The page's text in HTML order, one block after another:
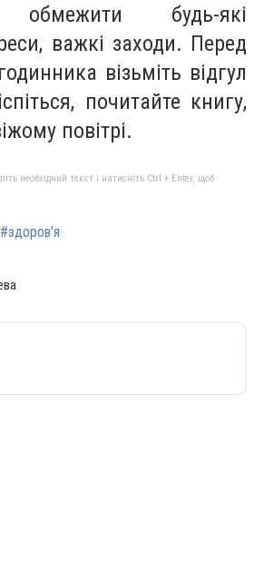
обмежити будь-які
важкі заходи. Перед
візьміть відгул
почитайте книгу,
повітрі.
необхідний текст і натисніть Ctrl + Enter, щоб
#здоров'я